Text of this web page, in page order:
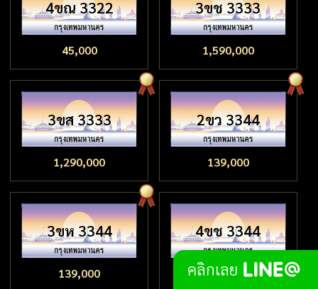
4ขณ 3322
45,000
3ขช 3333
1,590,000
3ขส 3333
1,290,000
2ขว 3344
139,000
3ขห 3344
139,000
4ขช 3344
79,000
คลิกเลย